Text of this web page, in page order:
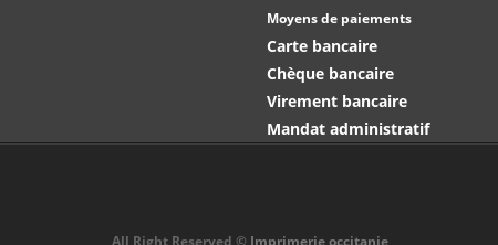
Moyens de paiements
Carte bancaire
Chèque bancaire
Virement bancaire
Mandat administratif
All Right Reserved © Imprimerie occitanie